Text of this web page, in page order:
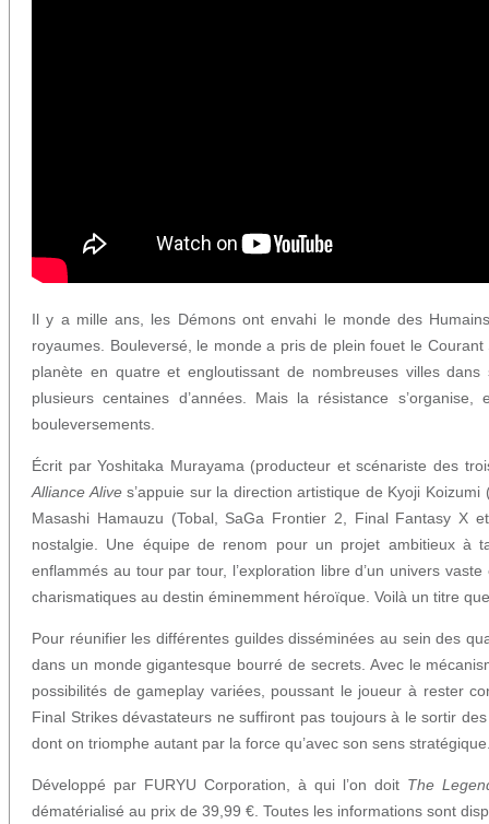
Il y a mille ans, les Démons ont envahi le monde des
royaumes. Bouleversé, le monde a pris de plein fouet le
planète en quatre et engloutissant de nombreuses villes
plusieurs centaines d’années. Mais la résistance
bouleversements.
Écrit par Yoshitaka Murayama (producteur et scénariste des
Alliance Alives’appuie sur la direction artistique de Kyoji
Masashi Hamauzu (Tobal, SaGa Frontier 2, Final Fantasy X
nostalgie. Une équipe de renom pour un projet ambitieux à
enflammés au tour par tour, l’exploration libre d’un univers
charismatiques au destin éminemment héroïque. Voilà un titre
Pour réunifier les différentes guildes disséminées au sein des
dans un monde gigantesque bourré de secrets. Avec le
possibilités de gameplay variées, poussant le joueur à rester
Final Strikes dévastateurs ne suffiront pas toujours à le sortir
dont on triomphe autant par la force qu’avec son sens
Développé par FURYU Corporation, à qui l’on doit The
dématérialisé au prix de 39,99 €. Toutes les informations sont